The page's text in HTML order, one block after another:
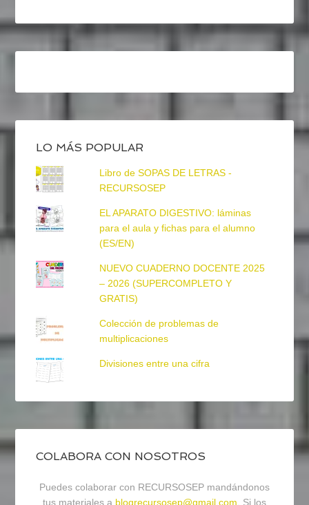
LO MÁS POPULAR
Libro de SOPAS DE LETRAS -
RECURSOSEP
EL APARATO DIGESTIVO: láminas
para el aula y fichas para el alumno
(ES/EN)
NUEVO CUADERNO DOCENTE 2025
– 2026 (SUPERCOMPLETO Y
GRATIS)
Colección de problemas de
multiplicaciones
Divisiones entre una cifra
COLABORA CON NOSOTROS
Puedes colaborar con RECURSOSEP mandándonos
tus materiales a blogrecursosep@gmail.com. Si los